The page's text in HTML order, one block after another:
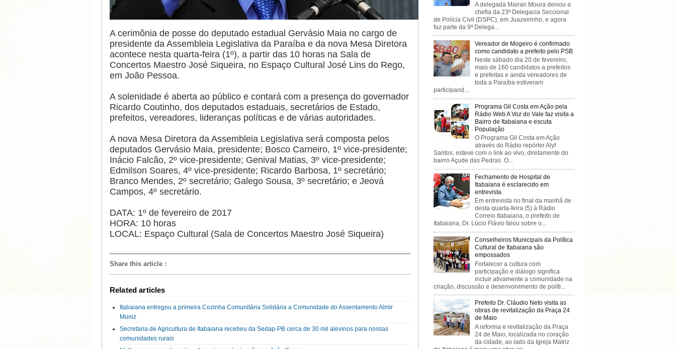
A cerimônia de posse do deputado estadual Gervásio Maia no cargo de
presidente da Assembleia Legislativa da Paraíba e da nova Mesa Diretora
acontece nesta quarta-feira (1º), a partir das 10 horas na Sala de
Concertos Maestro José Siqueira, no Espaço Cultural José Lins do Rego,
em João Pessoa.
A solenidade é aberta ao público e contará com a presença do governador
Ricardo Coutinho, dos deputados estaduais, secretários de Estado,
prefeitos, vereadores, lideranças políticas e de várias autoridades.
A nova Mesa Diretora da Assembleia Legislativa será composta pelos
deputados Gervásio Maia, presidente; Bosco Carneiro, 1º vice-presidente;
Inácio Falcão, 2º vice-presidente; Genival Matias, 3º vice-presidente;
Edmilson Soares, 4º vice-presidente; Ricardo Barbosa, 1º secretário;
Branco Mendes, 2º secretário; Galego Sousa, 3º secretário; e Jeová
Campos, 4º secretário.
DATA: 1º de fevereiro de 2017
HORA: 10 horas
LOCAL: Espaço Cultural (Sala de Concertos Maestro José Siqueira)
Share this article :
Related articles
Itabaiana entregou a primeira Cozinha Comunitária Solidária a Comunidade do Assentamento Almir
Muniz
Secretaria de Agricultura de Itabaiana recebeu da Sedap-PB cerca de 30 mil alevinos para nossas
comunidades rurais
A delegada Mairan Moura deixou a
chefia da 23ª Delegacia Seccional
de Polícia Civil (DSPC), em Juazeirinho, e agora
faz parte da 9ª Delega...
Vereador de Mogeiro é confirmado
como candidato a prefeito pelo PSB
Neste sábado dia 20 de fevereiro,
mais de 160 candidatos a prefeitos
e prefeitas e ainda vereadores de
toda a Paraíba estiveram
participand...
Programa Gil Costa em Ação pela
Rádio Web A Voz do Vale faz visita a
Bairro de Itabaiana e escuta
População
O Programa Gil Costa em Ação
através do Rádio repórter Alyf
Santos, esteve com o link ao vivo, diretamente do
bairro Açude das Pedras. O...
Fechamento de Hospital de
Itabaiana é esclarecido em
entrevista
Em entrevista no final da manhã de
desta quarta-feira (5) à Rádio
Correio Itabaiana, o prefeito de
Itabaiana, Dr. Lúcio Flávio falou sobre o...
Conselheiros Municipais da Política
Cultural de Itabaiana são
empossados
Fortalecer a cultura com
participação e diálogo significa
incluir ativamente a comunidade na
criação, discussão e desenvolvimento de políti...
Prefeito Dr. Cláudio Neto visita as
obras de revitalização da Praça 24
de Maio
A reforma e revitalização da Praça
24 de Maio, localizada no coração
da cidade, ao lado da Igreja Matriz